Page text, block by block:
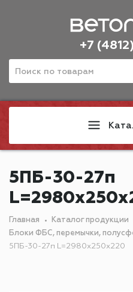
+7
5ПБ-30-27п
Главная Каталог продукции
Блоки ФБС, перемычки,
5ПБ-30-27п L=2980х250х220